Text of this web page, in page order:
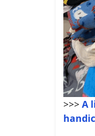
>>> A